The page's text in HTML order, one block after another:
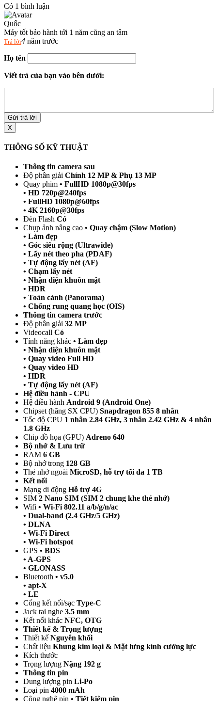
Có 1 bình luận
Quốc
Máy tốt bảo hành tới 1 năm cũng an tâm
Trả lời4 năm trước
Họ tên
Viết trả của bạn vào bên dưới:
Gửi trả lời
X
THÔNG SỐ KỸ THUẬT
Thông tin camera sau
Độ phân giải Chính 12 MP & Phụ 13 MP
Quay phim • FullHD 1080p@30fps
• HD 720p@240fps
• FullHD 1080p@60fps
• 4K 2160p@30fps
Đèn Flash Có
Chụp ảnh nâng cao • Quay chậm (Slow Motion)
• Làm đẹp
• Góc siêu rộng (Ultrawide)
• Lấy nét theo pha (PDAF)
• Tự động lấy nét (AF)
• Chạm lấy nét
• Nhận diện khuôn mặt
• HDR
• Toàn cảnh (Panorama)
• Chống rung quang học (OIS)
Thông tin camera trước
Độ phân giải 32 MP
Videocall Có
Tính năng khác • Làm đẹp
• Nhận diện khuôn mặt
• Quay video Full HD
• Quay video HD
• HDR
• Tự động lấy nét (AF)
Hệ điều hành - CPU
Hệ điều hành Android 9 (Android One)
Chipset (hãng SX CPU) Snapdragon 855 8 nhân
Tốc độ CPU 1 nhân 2.84 GHz, 3 nhân 2.42 GHz & 4 nhân
1.8 GHz
Chip đồ họa (GPU) Adreno 640
Bộ nhớ & Lưu trữ
RAM 6 GB
Bộ nhớ trong 128 GB
Thẻ nhớ ngoài MicroSD, hỗ trợ tối đa 1 TB
Kết nối
Mạng di động Hỗ trợ 4G
SIM 2 Nano SIM (SIM 2 chung khe thẻ nhớ)
Wifi • Wi-Fi 802.11 a/b/g/n/ac
• Dual-band (2.4 GHz/5 GHz)
• DLNA
• Wi-Fi Direct
• Wi-Fi hotspot
GPS • BDS
• A-GPS
• GLONASS
Bluetooth • v5.0
• apt-X
• LE
Cổng kết nối/sạc Type-C
Jack tai nghe 3.5 mm
Kết nối khác NFC, OTG
Thiết kế & Trọng lượng
Thiết kế Nguyên khối
Chất liệu Khung kim loại & Mặt lưng kính cường lực
Kích thước
Trọng lượng Nặng 192 g
Thông tin pin
Dung lượng pin Li-Po
Loại pin 4000 mAh
Công nghệ pin • Tiết kiệm pin